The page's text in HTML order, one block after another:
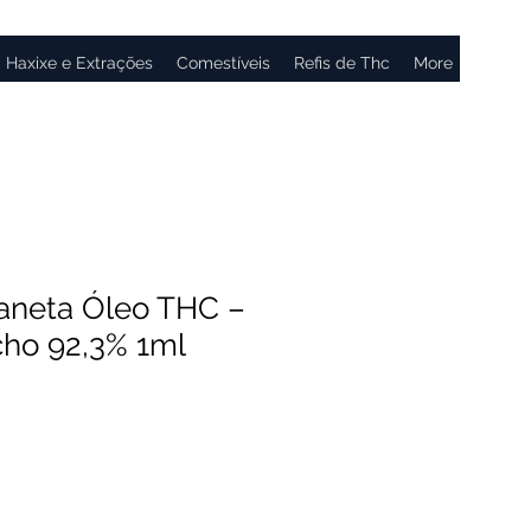
Haxixe e Extrações Comestíveis Refis de Thc More
Óleo THC –
92,3% 1ml